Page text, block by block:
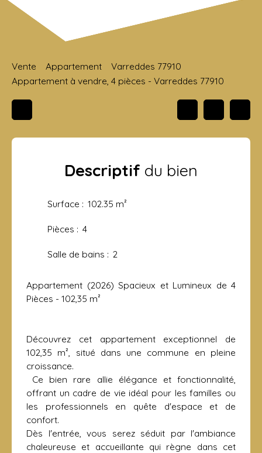
Vente Appartement
Varreddes 77910
Appartement à vendre, 4 pièces - Varreddes 77910
Descriptif du bien
Surface : 102.35 m²
Pièces : 4
Salle de bains : 2
Appartement (2026) Spacieux et Lumineux de 4
Pièces - 102,35 m²
Découvrez cet appartement exceptionnel de
102,35 m², situé dans une commune en pleine
croissance.
Ce bien rare allie élégance et fonctionnalité,
offrant un cadre de vie idéal pour les familles ou
les professionnels en quête d'espace et de
confort.
Dès l'entrée, vous serez séduit par l'ambiance
chaleureuse et accueillante qui règne dans cet